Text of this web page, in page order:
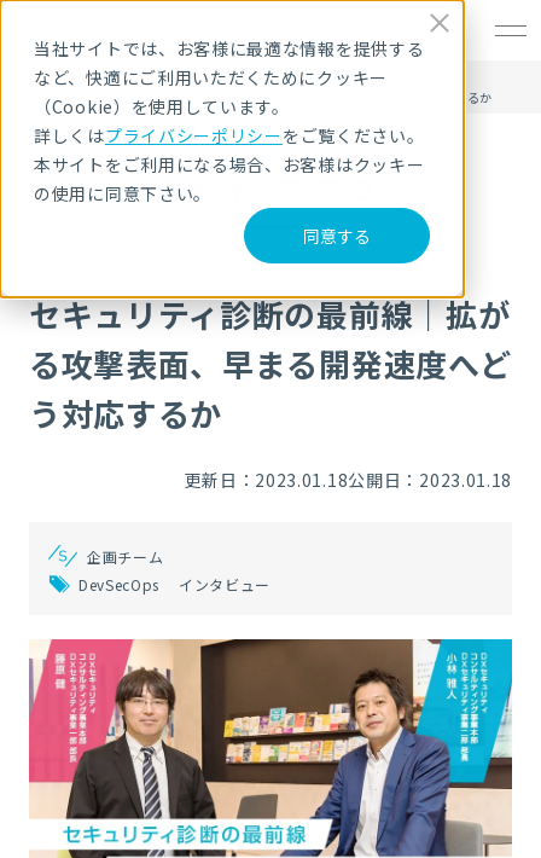
当社サイトでは、お客様に最適な情報を提供する
など、快適にご利用いただくためにクッキー
（Cookie）を使用しています。
詳しくはプライバシーポリシーをご覧ください。
本サイトをご利用になる場合、お客様はクッキー
の使用に同意下さい。
同意する
HOME
NRIセキュア ブログ
セキュリティ診断の最前線｜拡がる攻撃表面、早まる開発速度へどう対応するか
NRIセキュア ブログ
セキュリティ診断の最前線｜拡が
る攻撃表面、早まる開発速度へど
う対応するか
更新日：2023.01.18公開日：2023.01.18
企画チーム
DevSecOps
インタビュー